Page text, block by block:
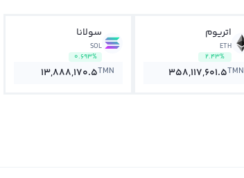
اتریوم
ETH
2.43%
358,117,601.5TMN
سولانا
SOL
0.693%
13,888,170.5TMN